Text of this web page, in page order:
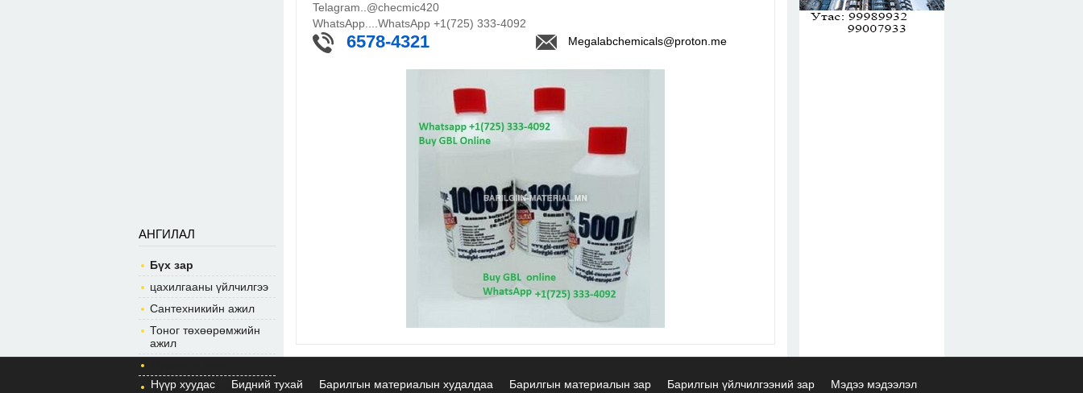
АНГИЛАЛ
Бүх зар
цахилгааны үйлчилгээ
Сантехникийн ажил
Тоног төхөөрөмжийн
ажил
Засал чимэглэлийн
Telagram..@checmic420
WhatsApp....WhatsApp +1(725) 333-4092
6578-4321 Megalabchemicals@proton.me
Нүүр хуудас Бидний тухай Барилгын материалын худалдаа Барилгын материалын зар Барилгын үйлчилгээний зар Мэдээ мэдээлэл